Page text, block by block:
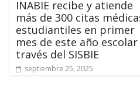
INABIE recibe y atiende
más de 300 citas
estudiantiles en primer
mes de este año escolar
través del SISBIE
septiembre 25, 2025